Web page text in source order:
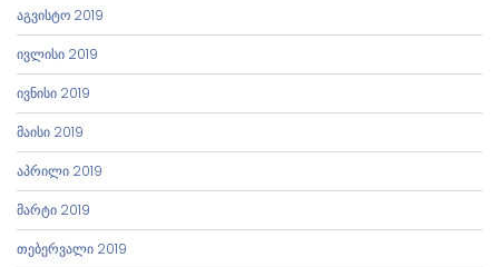
აგვისტო 2019
ივლისი 2019
ივნისი 2019
მაისი 2019
აპრილი 2019
მარტი 2019
თებერვალი 2019